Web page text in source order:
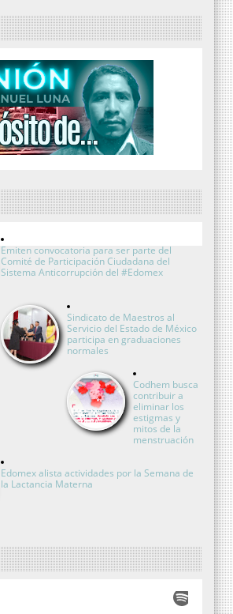
Emiten convocatoria para ser parte del
Comité de Participación Ciudadana del
Sistema Anticorrupción del #Edomex
Sindicato de Maestros al
Servicio del Estado de México
participa en graduaciones
normales
Codhem busca
contribuir a
eliminar los
estigmas y
mitos de la
menstruación
Edomex alista actividades por la Semana de
la Lactancia Materna